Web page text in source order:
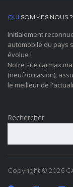
QUI SOMMES NOUS ?
Initialement
automobile du pays
évolue !
Notre site
(neuf/occasion),
le meilleur de
Rechercher
Copyright © 2026